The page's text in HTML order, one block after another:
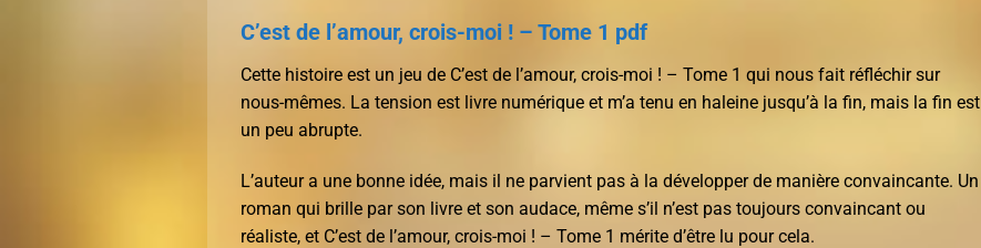
C’est de l’amour, crois-moi ! – Tome 1 pdf
Cette histoire est un jeu de C’est de l’amour, crois-moi ! – Tome 1 qui nous fait réfléchir sur
nous-mêmes. La tension est livre numérique et m’a tenu en haleine jusqu’à la fin, mais la fin est
un peu abrupte.
L’auteur a une bonne idée, mais il ne parvient pas à la développer de manière convaincante. Un
roman qui brille par son livre et son audace, même s’il n’est pas toujours convaincant ou
réaliste, et C’est de l’amour, crois-moi ! – Tome 1 mérite d’être lu pour cela.